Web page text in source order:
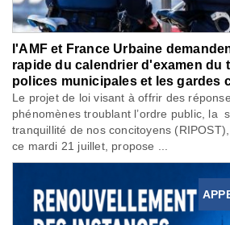
l'AMF et France Urbaine
rapide du calendrier d'examen du
polices municipales et les gardes
Le projet de loi visant à offrir des
phénomènes troublant l’ordre public, la
tranquillité de nos concitoyens
ce mardi 21 juillet, propose ...